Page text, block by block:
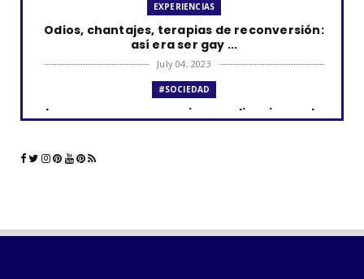
EXPERIENCIAS
Odios, chantajes, terapias de reconversión:
así era ser gay ...
July 04, 2023
#SOCIEDAD
Los curas y su presencia en aplicaciones de
June 21, 2023